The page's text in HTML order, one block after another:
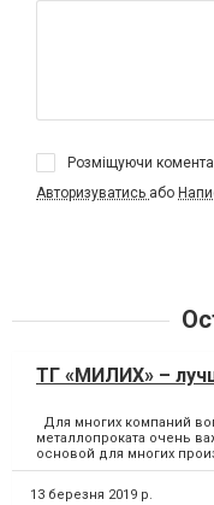
Розміщуючи
Авторизуватись або
ТГ «МИЛИХ» –
Для многих компаний
металлопроката очень
основой для многих
13 березня 2019 р.